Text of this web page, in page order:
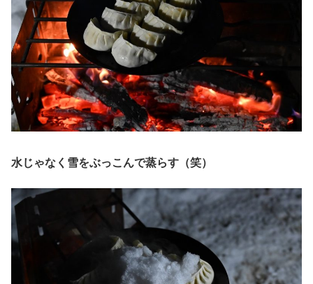
水じゃなく雪をぶっこんで蒸らす（笑）